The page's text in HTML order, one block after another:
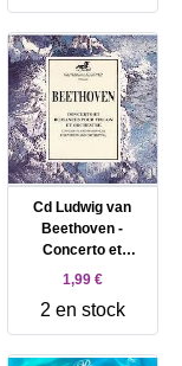
Cd Ludwig van
Beethoven -
Concerto et
Romances pour
(1992)
1,99 €
2 en stock